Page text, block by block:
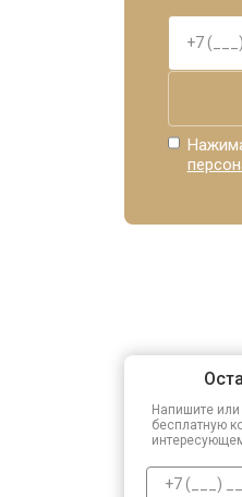
Напишите
бесплатную